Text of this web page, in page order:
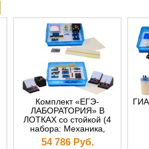
Комплект «ЕГЭ-
ЛАБОРАТОРИЯ» В
ЛОТКАХ со стойкой (4
набора: Механика,
Молекулярная физика,
Оптика,
54 786 Руб.